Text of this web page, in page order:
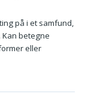
på i et samfund,
betegne
eller